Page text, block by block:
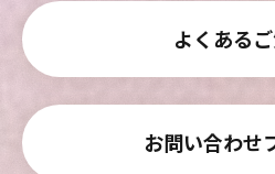
よくある
お問い合わせ
東
専
東
専
東
専
東
専